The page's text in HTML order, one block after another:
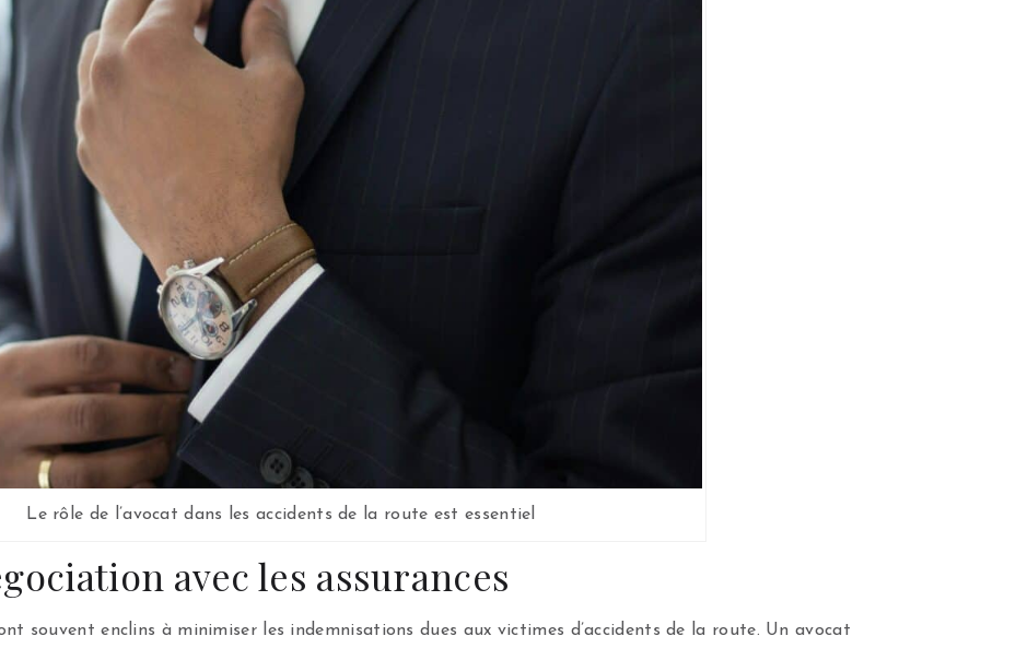
Le rôle de l’avocat dans les accidents de la route est essentiel
avec les assurances
souvent enclins à minimiser les indemnisations dues aux victimes d’accidents de la route. Un avocat